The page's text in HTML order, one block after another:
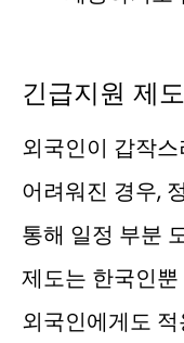
긴급지원 제도
외국인이 갑작
어려워진 경우,
통해 일정 부분
제도는 한국인
외국인에게도